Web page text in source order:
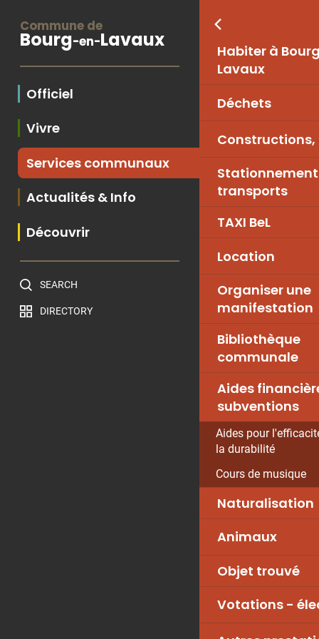
Commune de
Bourg-en-Lavaux
Officiel
Vivre
Services communaux
Habiter à
Lavaux
Déchets
transports
TAXI BeL
Location
Organiser une
manifestation
Bibliothèque
communale
Aides
subventions
Aides pour
la durabilité
Cours de musique
Naturalisation
Animaux
Objet trouvé
Votations -
Actualités & Info
Découvrir
SEARCH
DIRECTORY